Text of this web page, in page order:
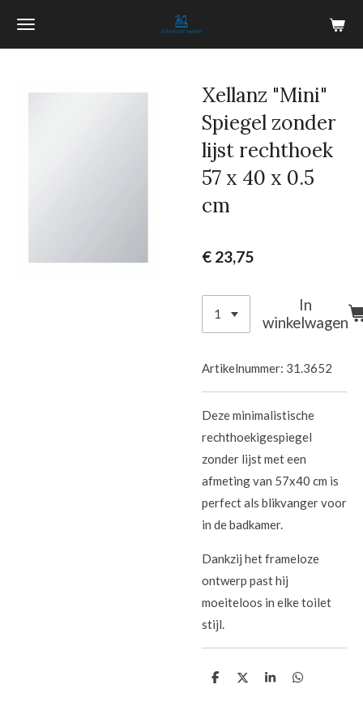
Ga
Xellanz "Mini"
Spiegel zonder
lijst rechthoek
57 x 40 x 0.5
cm
€ 23,75
In
winkelwagen
Artikelnummer: 31.3652
Deze minimalistische
rechthoekigespiegel
zonder lijst met een
afmeting van 57x40 cm is
perfect als blikvanger voor
in de badkamer.
Dankzij het frameloze
ontwerp past hij
moeiteloos in elke toilet
stijl.
D
D
S
D